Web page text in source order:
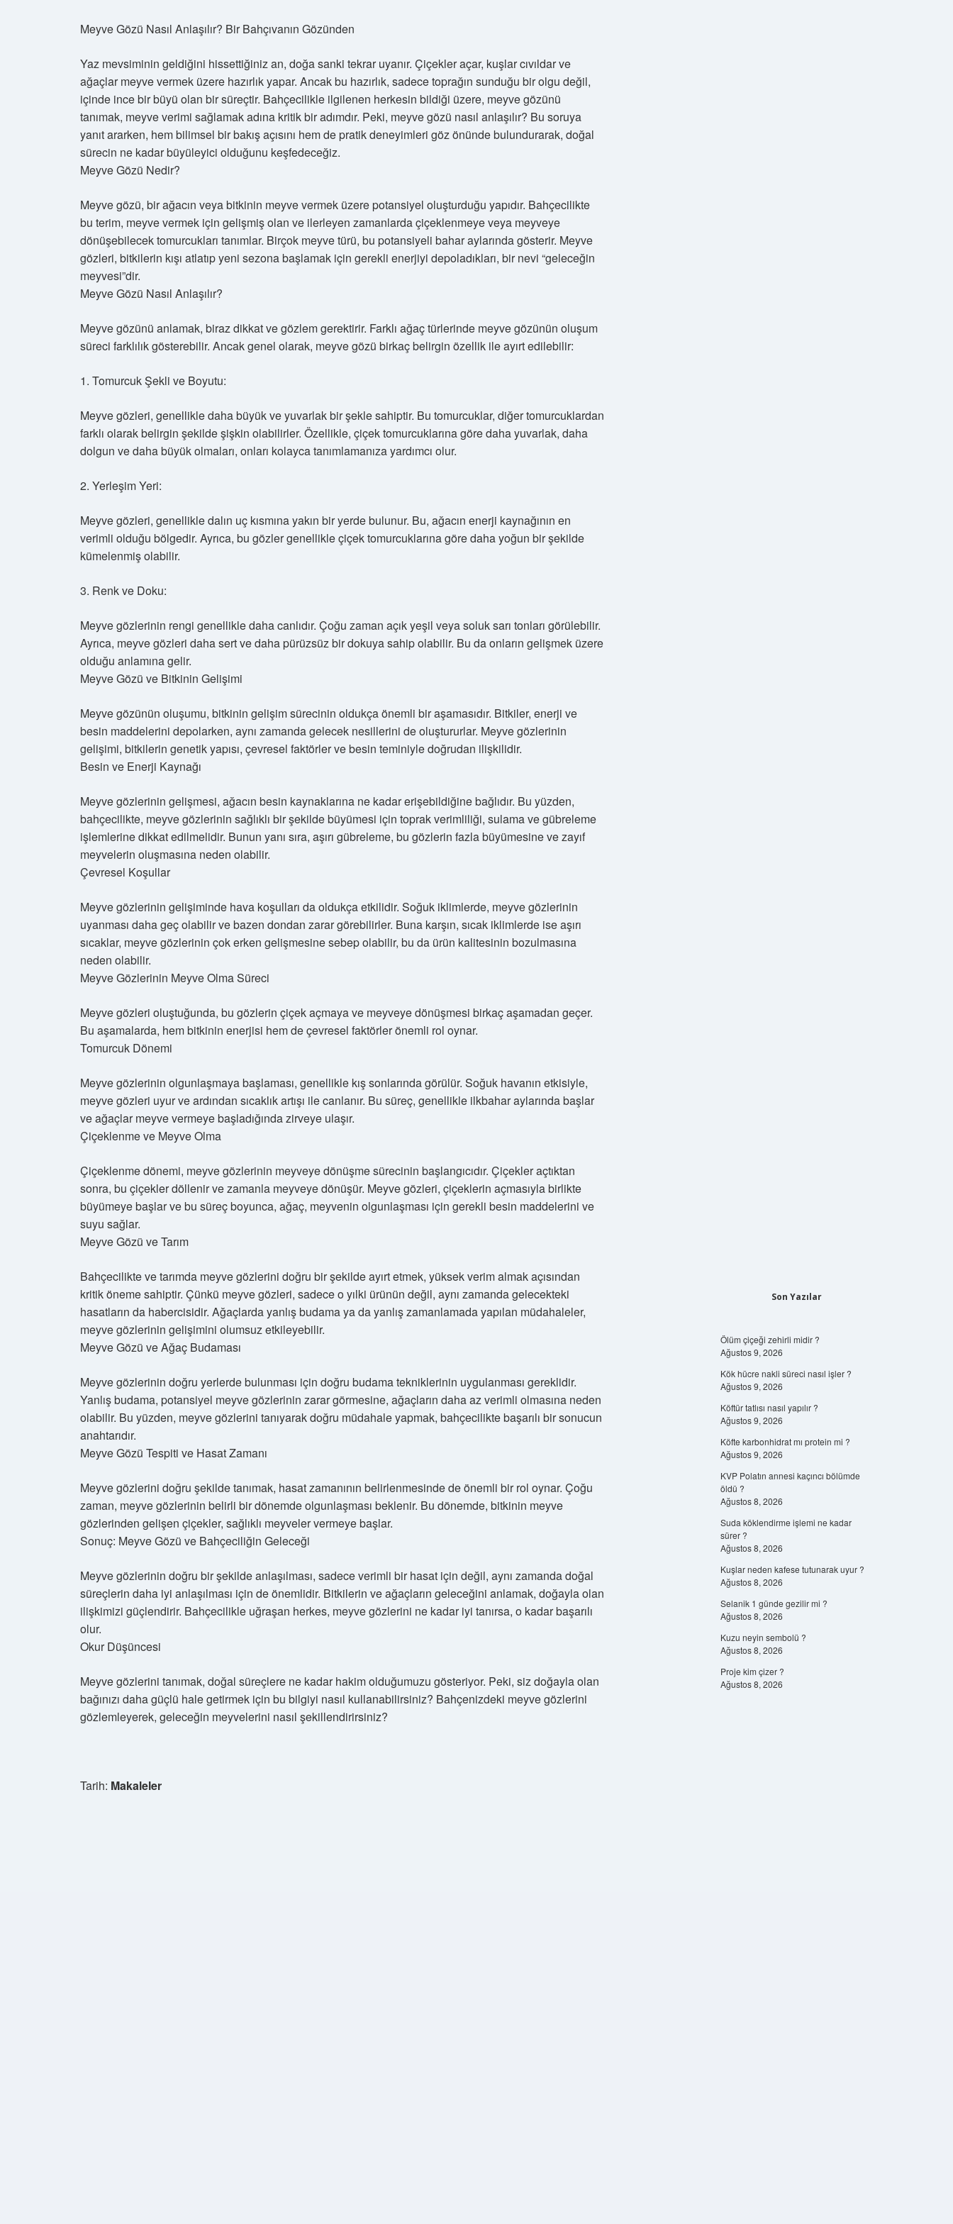
Meyve Gözü Nasıl Anlaşılır? Bir Bahçıvanın Gözünden
Yaz mevsiminin geldiğini hissettiğiniz an, doğa sanki tekrar uyanır. Çiçekler açar, kuşlar cıvıldar ve
ağaçlar meyve vermek üzere hazırlık yapar. Ancak bu hazırlık, sadece toprağın sunduğu bir olgu değil,
içinde ince bir büyü olan bir süreçtir. Bahçecilikle ilgilenen herkesin bildiği üzere, meyve gözünü
tanımak, meyve verimi sağlamak adına kritik bir adımdır. Peki, meyve gözü nasıl anlaşılır? Bu soruya
yanıt ararken, hem bilimsel bir bakış açısını hem de pratik deneyimleri göz önünde bulundurarak, doğal
sürecin ne kadar büyüleyici olduğunu keşfedeceğiz.
Meyve Gözü Nedir?
Meyve gözü, bir ağacın veya bitkinin meyve vermek üzere potansiyel oluşturduğu yapıdır. Bahçecilikte
bu terim, meyve vermek için gelişmiş olan ve ilerleyen zamanlarda çiçeklenmeye veya meyveye
dönüşebilecek tomurcukları tanımlar. Birçok meyve türü, bu potansiyeli bahar aylarında gösterir. Meyve
gözleri, bitkilerin kışı atlatıp yeni sezona başlamak için gerekli enerjiyi depoladıkları, bir nevi “geleceğin
meyvesi”dir.
Meyve Gözü Nasıl Anlaşılır?
Meyve gözünü anlamak, biraz dikkat ve gözlem gerektirir. Farklı ağaç türlerinde meyve gözünün oluşum
süreci farklılık gösterebilir. Ancak genel olarak, meyve gözü birkaç belirgin özellik ile ayırt edilebilir:
1. Tomurcuk Şekli ve Boyutu:
Meyve gözleri, genellikle daha büyük ve yuvarlak bir şekle sahiptir. Bu tomurcuklar, diğer tomurcuklardan
farklı olarak belirgin şekilde şişkin olabilirler. Özellikle, çiçek tomurcuklarına göre daha yuvarlak, daha
dolgun ve daha büyük olmaları, onları kolayca tanımlamanıza yardımcı olur.
2. Yerleşim Yeri:
Meyve gözleri, genellikle dalın uç kısmına yakın bir yerde bulunur. Bu, ağacın enerji kaynağının en
verimli olduğu bölgedir. Ayrıca, bu gözler genellikle çiçek tomurcuklarına göre daha yoğun bir şekilde
kümelenmiş olabilir.
3. Renk ve Doku:
Meyve gözlerinin rengi genellikle daha canlıdır. Çoğu zaman açık yeşil veya soluk sarı tonları görülebilir.
Ayrıca, meyve gözleri daha sert ve daha pürüzsüz bir dokuya sahip olabilir. Bu da onların gelişmek üzere
olduğu anlamına gelir.
Meyve Gözü ve Bitkinin Gelişimi
Meyve gözünün oluşumu, bitkinin gelişim sürecinin oldukça önemli bir aşamasıdır. Bitkiler, enerji ve
besin maddelerini depolarken, aynı zamanda gelecek nesillerini de oluştururlar. Meyve gözlerinin
gelişimi, bitkilerin genetik yapısı, çevresel faktörler ve besin teminiyle doğrudan ilişkilidir.
Besin ve Enerji Kaynağı
Meyve gözlerinin gelişmesi, ağacın besin kaynaklarına ne kadar erişebildiğine bağlıdır. Bu yüzden,
bahçecilikte, meyve gözlerinin sağlıklı bir şekilde büyümesi için toprak verimliliği, sulama ve gübreleme
işlemlerine dikkat edilmelidir. Bunun yanı sıra, aşırı gübreleme, bu gözlerin fazla büyümesine ve zayıf
meyvelerin oluşmasına neden olabilir.
Çevresel Koşullar
Meyve gözlerinin gelişiminde hava koşulları da oldukça etkilidir. Soğuk iklimlerde, meyve gözlerinin
uyanması daha geç olabilir ve bazen dondan zarar görebilirler. Buna karşın, sıcak iklimlerde ise aşırı
sıcaklar, meyve gözlerinin çok erken gelişmesine sebep olabilir, bu da ürün kalitesinin bozulmasına
neden olabilir.
Meyve Gözlerinin Meyve Olma Süreci
Meyve gözleri oluştuğunda, bu gözlerin çiçek açmaya ve meyveye dönüşmesi birkaç aşamadan geçer.
Bu aşamalarda, hem bitkinin enerjisi hem de çevresel faktörler önemli rol oynar.
Tomurcuk Dönemi
Meyve gözlerinin olgunlaşmaya başlaması, genellikle kış sonlarında görülür. Soğuk havanın etkisiyle,
meyve gözleri uyur ve ardından sıcaklık artışı ile canlanır. Bu süreç, genellikle ilkbahar aylarında başlar
ve ağaçlar meyve vermeye başladığında zirveye ulaşır.
Çiçeklenme ve Meyve Olma
Çiçeklenme dönemi, meyve gözlerinin meyveye dönüşme sürecinin başlangıcıdır. Çiçekler açtıktan
sonra, bu çiçekler döllenir ve zamanla meyveye dönüşür. Meyve gözleri, çiçeklerin açmasıyla birlikte
büyümeye başlar ve bu süreç boyunca, ağaç, meyvenin olgunlaşması için gerekli besin maddelerini ve
suyu sağlar.
Meyve Gözü ve Tarım
Bahçecilikte ve tarımda meyve gözlerini doğru bir şekilde ayırt etmek, yüksek verim almak açısından
kritik öneme sahiptir. Çünkü meyve gözleri, sadece o yılki ürünün değil, aynı zamanda gelecekteki
hasatların da habercisidir. Ağaçlarda yanlış budama ya da yanlış zamanlamada yapılan müdahaleler,
meyve gözlerinin gelişimini olumsuz etkileyebilir.
Meyve Gözü ve Ağaç Budaması
Meyve gözlerinin doğru yerlerde bulunması için doğru budama tekniklerinin uygulanması gereklidir.
Yanlış budama, potansiyel meyve gözlerinin zarar görmesine, ağaçların daha az verimli olmasına neden
olabilir. Bu yüzden, meyve gözlerini tanıyarak doğru müdahale yapmak, bahçecilikte başarılı bir sonucun
anahtarıdır.
Meyve Gözü Tespiti ve Hasat Zamanı
Meyve gözlerini doğru şekilde tanımak, hasat zamanının belirlenmesinde de önemli bir rol oynar. Çoğu
zaman, meyve gözlerinin belirli bir dönemde olgunlaşması beklenir. Bu dönemde, bitkinin meyve
gözlerinden gelişen çiçekler, sağlıklı meyveler vermeye başlar.
Sonuç: Meyve Gözü ve Bahçeciliğin Geleceği
Meyve gözlerinin doğru bir şekilde anlaşılması, sadece verimli bir hasat için değil, aynı zamanda doğal
süreçlerin daha iyi anlaşılması için de önemlidir. Bitkilerin ve ağaçların geleceğini anlamak, doğayla olan
ilişkimizi güçlendirir. Bahçecilikle uğraşan herkes, meyve gözlerini ne kadar iyi tanırsa, o kadar başarılı
olur.
Okur Düşüncesi
Meyve gözlerini tanımak, doğal süreçlere ne kadar hakim olduğumuzu gösteriyor. Peki, siz doğayla olan
bağınızı daha güçlü hale getirmek için bu bilgiyi nasıl kullanabilirsiniz? Bahçenizdeki meyve gözlerini
gözlemleyerek, geleceğin meyvelerini nasıl şekillendirirsiniz?
Tarih: Makaleler
Son Yazılar
Ölüm çiçeği zehirli midir ?
Ağustos 9, 2026
Kök hücre nakli süreci nasıl işler ?
Ağustos 9, 2026
Köftür tatlısı nasıl yapılır ?
Ağustos 9, 2026
Köfte karbonhidrat mı protein mi ?
Ağustos 9, 2026
KVP Polatın annesi kaçıncı bölümde
öldü ?
Ağustos 8, 2026
Suda köklendirme işlemi ne kadar
sürer ?
Ağustos 8, 2026
Kuşlar neden kafese tutunarak uyur ?
Ağustos 8, 2026
Selanik 1 günde gezilir mi ?
Ağustos 8, 2026
Kuzu neyin sembolü ?
Ağustos 8, 2026
Proje kim çizer ?
Ağustos 8, 2026